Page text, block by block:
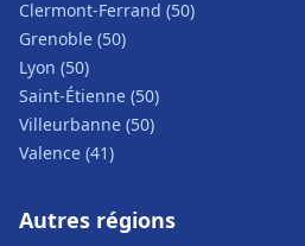
Clermont-Ferrand (50)
Grenoble (50)
Lyon (50)
Saint-Étienne (50)
Villeurbanne (50)
Valence (41)
Autres régions